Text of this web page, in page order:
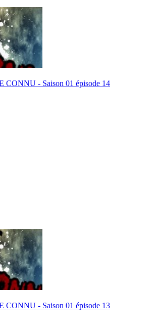
CONNU - Saison 01 épisode 14
CONNU - Saison 01 épisode 13